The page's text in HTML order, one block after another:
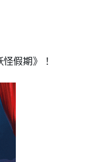
假期》！